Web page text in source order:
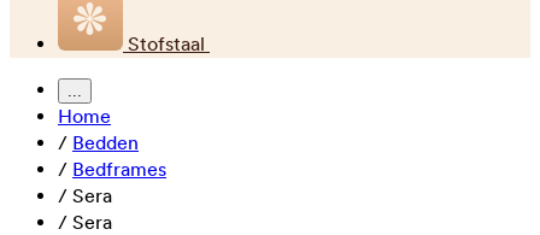
Stofstaal
...
Home
/ Bedden
/ Bedframes
/ Sera
/ Sera